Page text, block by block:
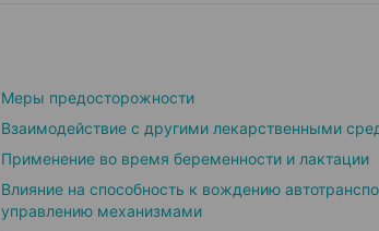
Меры предосторожности
Взаимодействие с другими лекарственными
Применение во время беременности и лактации
Влияние на способность к вождению
управлению механизмами